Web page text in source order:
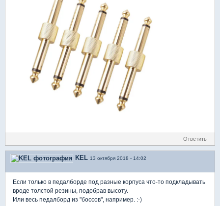
Ответить
KEL 13 октября 2018 - 14:02
Если только в педалборде под разные корпуса что-то подкладывать
вроде толстой резины, подобрав высоту.
Или весь педалборд из "боссов", например. :-)